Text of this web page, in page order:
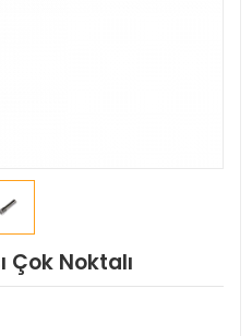
Çok Noktalı